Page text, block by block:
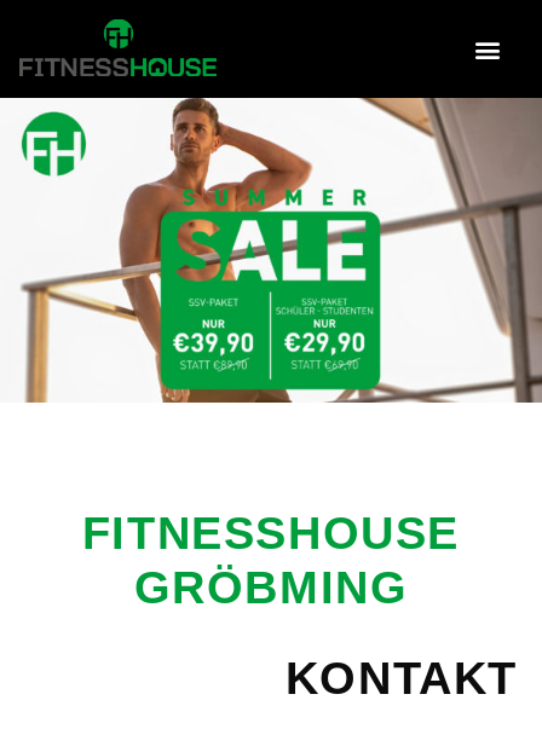
FITNESSHOUSE
GRÖBMING
KONTAKT